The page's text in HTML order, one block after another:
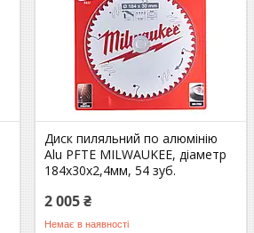
Диск пиляльний по алюмінію
Alu PFTE MILWAUKEE, діаметр
184х30х2,4мм, 54 зуб.
2 005 ₴
Немає в наявності